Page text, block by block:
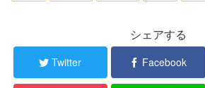
シェアする
Twitter Facebook